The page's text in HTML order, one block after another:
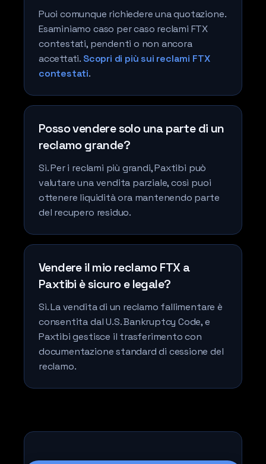
Puoi comunque richiedere una quotazione.
Esaminiamo caso per caso reclami FTX
contestati, pendenti o non ancora
accettati. Scopri di più sui reclami FTX
contestati.
Posso vendere solo una parte di un
reclamo grande?
Sì. Per i reclami più grandi, Paxtibi può
valutare una vendita parziale, così puoi
ottenere liquidità ora mantenendo parte
del recupero residuo.
Vendere il mio reclamo FTX a
Paxtibi è sicuro e legale?
Sì. La vendita di un reclamo fallimentare è
consentita dal U.S. Bankruptcy Code, e
Paxtibi gestisce il trasferimento con
documentazione standard di cessione del
reclamo.